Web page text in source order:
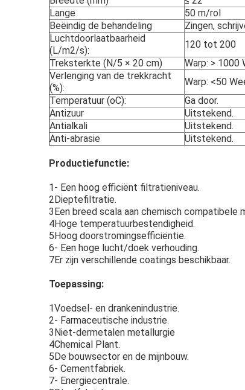
Lange
50 m/rol
Beëindig de behandeling
Zingen,
Luchtdoorlaatbaarheid
(L/m2/s):
120 tot 200
Treksterkte (N/5 × 20 cm)
Warp: > 1000
Verlenging van de trekkracht
(%):
Warp: <50
Temperatuur (oC):
Ga door.
Antizuur
Uitstekend.
Antialkali
Uitstekend.
Anti-abrasie
Uitstekend.
Productiefunctie:
1- Een hoog efficiënt filtratieniveau.
2Dieptefiltratie.
3Een breed scala aan chemisch compatibele
4Hoge temperatuurbestendigheid.
5Hoog doorstromingsefficiëntie.
6- Een hoge lucht/doek verhouding.
7Er zijn verschillende coatings beschikbaar.
Toepassing:
1Voedsel- en drankenindustrie.
2- Farmaceutische industrie.
3Niet-dermetalen metallurgie
4Chemical Plant.
5De bouwsector en de mijnbouw.
6- Cementfabriek.
7- Energiecentrale.